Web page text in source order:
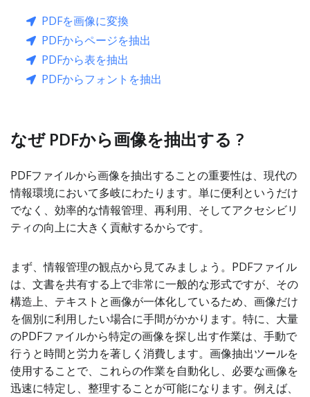
PDFを画像に変換
PDFからページを抽出
PDFから表を抽出
PDFからフォントを抽出
なぜ PDFから画像を抽出する ?
PDFファイルから画像を抽出することの重要性は、現代の
情報環境において多岐にわたります。単に便利というだけ
でなく、効率的な情報管理、再利用、そしてアクセシビリ
ティの向上に大きく貢献するからです。
まず、情報管理の観点から見てみましょう。PDFファイル
は、文書を共有する上で非常に一般的な形式ですが、その
構造上、テキストと画像が一体化しているため、画像だけ
を個別に利用したい場合に手間がかかります。特に、大量
のPDFファイルから特定の画像を探し出す作業は、手動で
行うと時間と労力を著しく消費します。画像抽出ツールを
使用することで、これらの作業を自動化し、必要な画像を
迅速に特定し、整理することが可能になります。例えば、